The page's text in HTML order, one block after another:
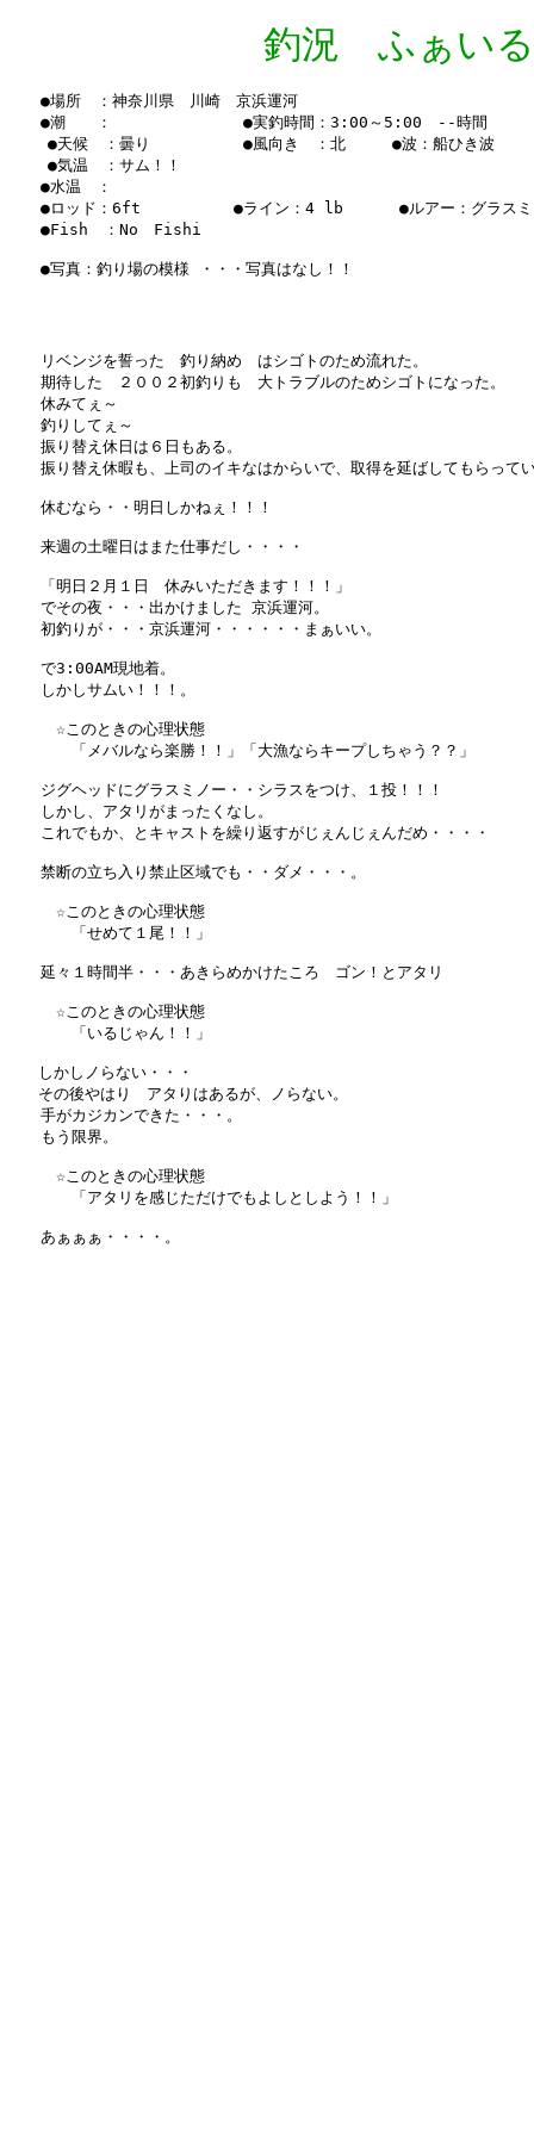
釣況 ふぁい
●場所　：神奈川県　川崎　京浜運河
●潮　　： 　　　　　   　●実釣時間：3:00～5:00　--時間
    ●天候　：曇り　　　　　　●風向き　：北　　　●波：船ひき波
    ●気温　：サム！！
●水温　：
●ロッド：6ft　　　　　　●ライン：4 lb　　　 ●ルアー：グラスミ
●Fish　：No　Fishi
●写真：釣り場の模様 ・・・写真はなし！！
リベンジを誓った　釣り納め　はシゴトのため流れた。
期待した　２００２初釣りも　大トラブルのためシゴトになった。
休みてぇ～
釣りしてぇ～
振り替え休日は６日もある。
振り替え休暇も、上司のイキなはからいで、取得を延ばしてもらって
休むなら・・明日しかねぇ！！！
来週の土曜日はまた仕事だし・・・・
「明日２月１日　休みいただきます！！！」
でその夜・・・出かけました 京浜運河。
初釣りが・・・京浜運河・・・・・・まぁいい。
で3:00AM現地着。
しかしサムい！！！。
☆このときの心理状態
「メバルなら楽勝！！」「大漁ならキープしちゃう？？」
ジグヘッドにグラスミノー・・シラスをつけ、１投！！！
しかし、アタリがまったくなし。
これでもか、とキャストを繰り返すがじぇんじぇんだめ・・・・
禁断の立ち入り禁止区域でも・・ダメ・・・。
☆このときの心理状態
「せめて１尾！！」
延々１時間半・・・あきらめかけたころ　ゴン！とアタリ
☆このときの心理状態
「いるじゃん！！」
   しかしノらない・・・
   その後やはり　アタりはあるが、ノらない。
手がカジカンできた・・・。
もう限界。
☆このときの心理状態
「アタリを感じただけでもよしとしよう！！」
あぁぁぁ・・・・。